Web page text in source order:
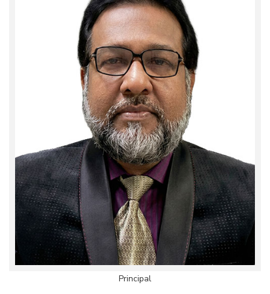
Principal